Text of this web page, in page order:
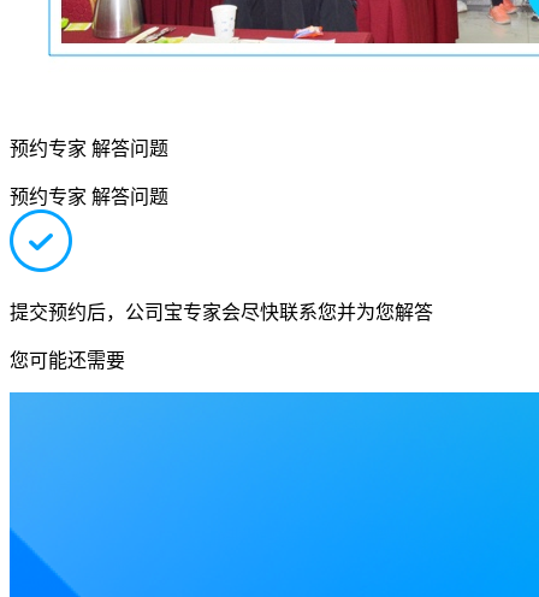
预约专家 解答问题
预约专家 解答问题
提交预约后，公司宝专家会尽快联系您并为您解答
您可能还需要